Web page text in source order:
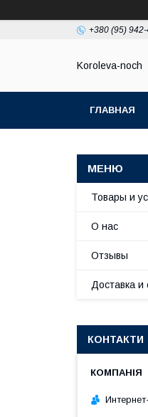
+380 (95)
Koroleva-noch
ГЛАВНАЯ
Товары и
О нас
Отзывы
Доставка и
КОНТАКТИ